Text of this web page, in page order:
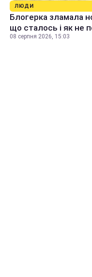
ЛЮДИ
Блогерка зламала
що сталось і як не
08 серпня 2026, 15:03